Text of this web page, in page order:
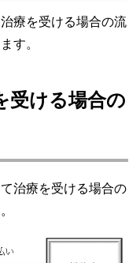
療を受ける場合の流
す。
受ける場合の
治療を受ける場合の